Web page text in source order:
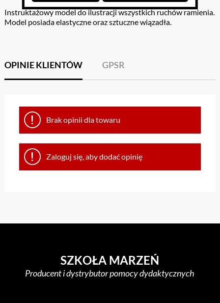
Instruktażowy model do ilustracji wszystkich ruchów ramienia.
Model posiada elastyczne oraz sztuczne wiązadła.
OPINIE KLIENTÓW GPSR
Brak opinii dla towaru
Zaloguj się, aby dodać opinię
SZKOŁA MARZEŃ
Producent i dystrybutor pomocy dydaktycznych